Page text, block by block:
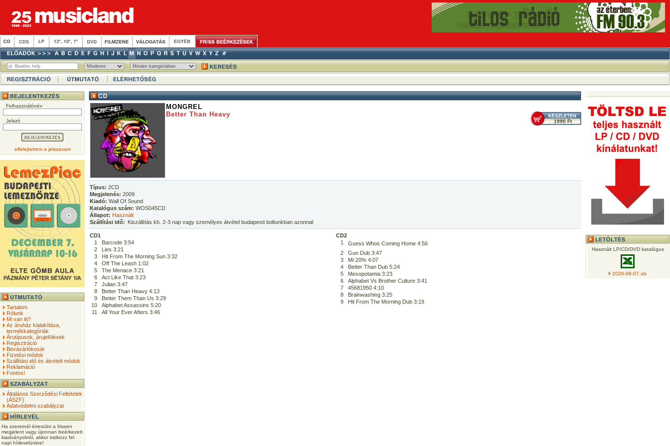
Felhasználónév
Jelszó
elfelejtettem a jelszavam
Tartalom
Rólunk
Mi van itt?
Az áruház kialakítása,
termékkategóriák
Árutípusok, árujelölések
Regisztráció
Bevásárlókosár
Fizetési módok
Szállítási idő és átvételi módok
Reklamáció
Fontos!
Általános Szerződési Feltételek
(ÁSZF)
Adatvédelmi szabályzat
Ha szeretnél értesülni a frissen
megjelent vagy újonnan beérkezett
kiadványokról, akkor iratkozz fel
napi hírlevelünkre!
MONGREL
Better Than Heavy
1990 Ft
Típus: 2CD
Megjelenés: 2009
Kiadó: Wall Of Sound
Katalógus szám: WOS045CD
Állapot: Használt
Szállítási idő: Kiszállítás kb. 2-3 nap vagy személyes átvétel budapesti boltunkban azonnal
CD1
1
Barcode 3:54
2
Lies 3:21
3
Hit From The Morning Sun 3:32
4
Off The Leash 1:02
5
The Menace 3:21
6
Act Like That 3:23
7
Julian 3:47
8
Better Than Heavy 4:13
9
Better Them Than Us 3:29
10
Alphabet Assassins 5:20
11
All Your Ever Afters 3:46
CD2
1
Guess Whos Coming Home 4:56
2
Gun Dub 3:47
3
Mr.20% 4:07
4
Better Than Dub 5:24
5
Mesopotamia 3:23
6
Alphabet Vs Brother Culture 3:41
7
45681950 4:10
8
Brainwashing 3:25
9
Hit From The Morning Dub 3:19
Használt LP/CD/DVD katalógus
2026-08-07.xls